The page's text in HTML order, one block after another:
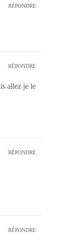
RÉPONDRE
RÉPONDRE
allez je le
RÉPONDRE
RÉPONDRE